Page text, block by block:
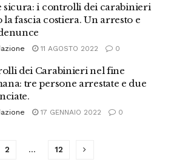
sicura: i controlli dei carabinieri
la fascia costiera. Un arresto e
11 AGOSTO 2022 0
dei Carabinieri nel fine
tre persone arrestate e due
17 GENNAIO 2022 0
2 … 12